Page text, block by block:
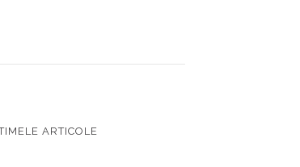
ARTICOLE